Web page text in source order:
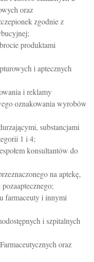
oraz
zgodnie z
produktami
i aptecznych
i reklamy
oznakowania wyrobów
substancjami
1 i 4;
konsultantów do
na aptekę,
farmaceuty i innymi
i szpitalnych
oraz